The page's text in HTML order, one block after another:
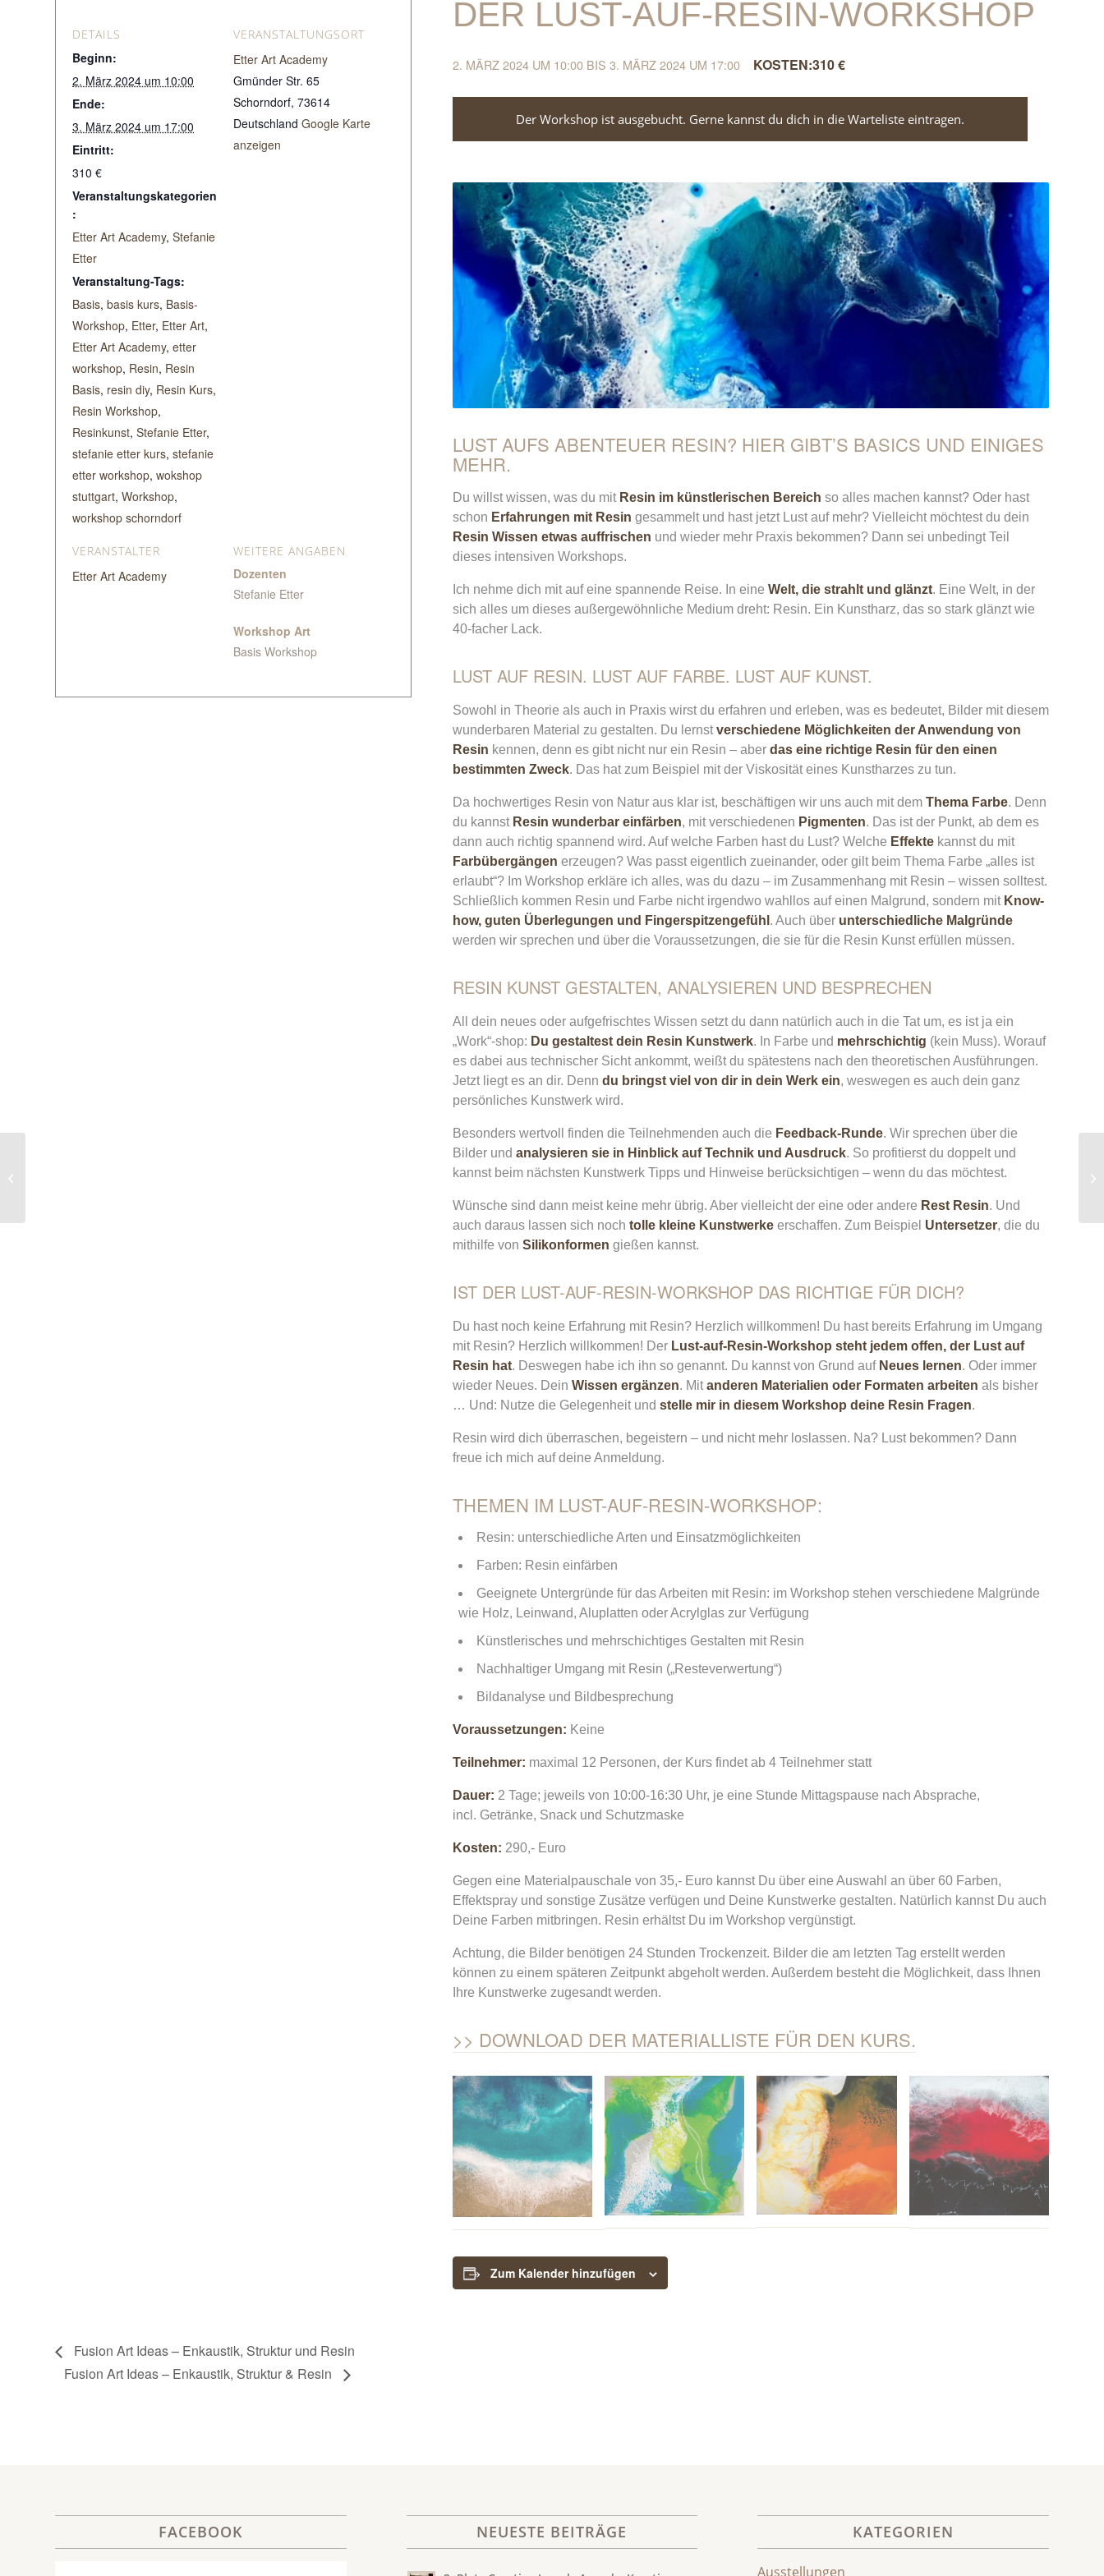
DER LUST-AUF-RESIN-WORKSHOP
2. MÄRZ 2024 UM 10:00 BIS 3. MÄRZ 2024 UM 17:00 310 €
Der Workshop ist ausgebucht. Gerne kannst du dich in die Warteliste eintragen.
LUST AUFS ABENTEUER RESIN? HIER GIBT’S BASICS UND EINIGES
MEHR.
Du willst wissen, was du mit Resin im künstlerischen Bereich so alles machen kannst? Oder hast
schon Erfahrungen mit Resin gesammelt und hast jetzt Lust auf mehr? Vielleicht möchtest du dein
Resin Wissen etwas auffrischen und wieder mehr Praxis bekommen? Dann sei unbedingt Teil
dieses intensiven Workshops.
Ich nehme dich mit auf eine spannende Reise. In eine Welt, die strahlt und glänzt. Eine Welt, in der
sich alles um dieses außergewöhnliche Medium dreht: Resin. Ein Kunstharz, das so stark glänzt wie
40-facher Lack.
LUST AUF RESIN. LUST AUF FARBE. LUST AUF KUNST.
Sowohl in Theorie als auch in Praxis wirst du erfahren und erleben, was es bedeutet, Bilder mit diesem
wunderbaren Material zu gestalten. Du lernst verschiedene Möglichkeiten der Anwendung von
Resin kennen, denn es gibt nicht nur ein Resin – aber das eine richtige Resin für den einen
bestimmten Zweck. Das hat zum Beispiel mit der Viskosität eines Kunstharzes zu tun.
Da hochwertiges Resin von Natur aus klar ist, beschäftigen wir uns auch mit dem Thema Farbe. Denn
du kannst Resin wunderbar einfärben, mit verschiedenen Pigmenten. Das ist der Punkt, ab dem es
dann auch richtig spannend wird. Auf welche Farben hast du Lust? Welche Effekte kannst du mit
Farbübergängen erzeugen? Was passt eigentlich zueinander, oder gilt beim Thema Farbe „alles ist
erlaubt“? Im Workshop erkläre ich alles, was du dazu – im Zusammenhang mit Resin – wissen solltest.
Schließlich kommen Resin und Farbe nicht irgendwo wahllos auf einen Malgrund, sondern mit Know-
how, guten Überlegungen und Fingerspitzengefühl . Auch über unterschiedliche Malgründe
werden wir sprechen und über die Voraussetzungen, die sie für die Resin Kunst erfüllen müssen.
RESIN KUNST GESTALTEN, ANALYSIEREN UND BESPRECHEN
All dein neues oder aufgefrischtes Wissen setzt du dann natürlich auch in die Tat um, es ist ja ein
„Work“-shop: Du gestaltest dein Resin Kunstwerk. In Farbe und mehrschichtig (kein Muss). Worauf
es dabei aus technischer Sicht ankommt, weißt du spätestens nach den theoretischen Ausführungen.
Jetzt liegt es an dir. Denn du bringst viel von dir in dein Werk ein, weswegen es auch dein ganz
persönliches Kunstwerk wird.
Besonders wertvoll finden die Teilnehmenden auch die Feedback-Runde. Wir sprechen über die
Bilder und analysieren sie in Hinblick auf Technik und Ausdruck. So profitierst du doppelt und
kannst beim nächsten Kunstwerk Tipps und Hinweise berücksichtigen – wenn du das möchtest.
Wünsche sind dann meist keine mehr übrig. Aber vielleicht der eine oder andere Rest Resin. Und
auch daraus lassen sich noch tolle kleine Kunstwerke erschaffen. Zum Beispiel Untersetzer, die du
mithilfe von Silikonformen gießen kannst.
IST DER LUST-AUF-RESIN-WORKSHOP DAS RICHTIGE FÜR DICH?
Du hast noch keine Erfahrung mit Resin? Herzlich willkommen! Du hast bereits Erfahrung im Umgang
mit Resin? Herzlich willkommen! Der Lust-auf-Resin-Workshop steht jedem offen, der Lust auf
Resin hat. Deswegen habe ich ihn so genannt. Du kannst von Grund auf Neues lernen. Oder immer
wieder Neues. Dein Wissen ergänzen. Mit anderen Materialien oder Formaten arbeiten als bisher
… Und: Nutze die Gelegenheit und stelle mir in diesem Workshop deine Resin Fragen.
Resin wird dich überraschen, begeistern – und nicht mehr loslassen. Na? Lust bekommen? Dann
freue ich mich auf deine Anmeldung.
THEMEN IM LUST-AUF-RESIN-WORKSHOP:
Resin: unterschiedliche Arten und Einsatzmöglichkeiten
Farben: Resin einfärben
Geeignete Untergründe für das Arbeiten mit Resin: im Workshop stehen verschiedene Malgründe
wie Holz, Leinwand, Aluplatten oder Acrylglas zur Verfügung
Künstlerisches und mehrschichtiges Gestalten mit Resin
Nachhaltiger Umgang mit Resin („Resteverwertung“)
Bildanalyse und Bildbesprechung
Voraussetzungen: Keine
Teilnehmer: maximal 12 Personen, der Kurs findet ab 4 Teilnehmer statt
Dauer: 2 Tage; jeweils von 10:00-16:30 Uhr, je eine Stunde Mittagspause nach Absprache,
incl. Getränke, Snack und Schutzmaske
Kosten: 290,- Euro
Gegen eine Materialpauschale von 35,- Euro kannst Du über eine Auswahl an über 60 Farben,
Effektspray und sonstige Zusätze verfügen und Deine Kunstwerke gestalten. Natürlich kannst Du auch
Deine Farben mitbringen. Resin erhältst Du im Workshop vergünstigt.
Achtung, die Bilder benötigen 24 Stunden Trockenzeit. Bilder die am letzten Tag erstellt werden
können zu einem späteren Zeitpunkt abgeholt werden. Außerdem besteht die Möglichkeit, dass Ihnen
Ihre Kunstwerke zugesandt werden.
DOWNLOAD DER MATERIALLISTE FÜR DEN KURS.
Zum Kalender hinzufügen
DETAILS
Beginn:
2. März 2024 um 10:00
Ende:
3. März 2024 um 17:00
Eintritt:
310 €
Veranstaltungskategorien
:
Etter Art Academy, Stefanie
Etter
Veranstaltung-Tags:
Basis, basis kurs, Basis-
Workshop, Etter, Etter Art,
Etter Art Academy, etter
workshop, Resin, Resin
Basis, resin diy, Resin Kurs,
Resin Workshop,
Resinkunst, Stefanie Etter,
stefanie etter kurs, stefanie
etter workshop, wokshop
stuttgart, Workshop,
workshop schorndorf
VERANSTALTUNGSORT
Etter Art Academy
Gmünder Str. 65
Schorndorf, 73614
Deutschland Google Karte
anzeigen
VERANSTALTER
Etter Art Academy
WEITERE ANGABEN
Dozenten
Stefanie Etter
Workshop Art
Basis Workshop
Fusion Art Ideas – Enkaustik, Struktur und Resin
Fusion Art Ideas – Enkaustik, Struktur & Resin
FACEBOOK NEUESTE BEITRÄGE KATEGORIEN
Ausstellungen